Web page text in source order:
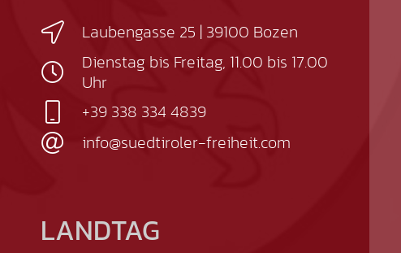
Laubengasse 25 | 39100 Bozen
Dienstag bis Freitag, 11.00 bis 17.00
Uhr
+39 338 334 4839
info@suedtiroler-freiheit.com
LANDTAG